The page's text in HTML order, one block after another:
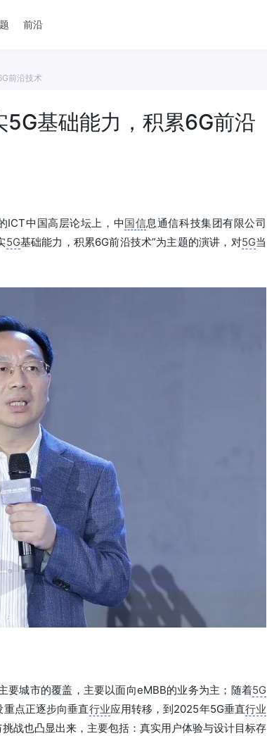
前沿
前沿技术
基础能力，积累6G前沿
ICT中国高层论坛上，中国信息通信科技集团有限公司
5G基础能力，积累6G前沿技术”为主题的演讲，对5G当
要城市的覆盖，主要以面向eMBB的业务为主；随着5G
重点正逐步向垂直行业应用转移，到2025年5G垂直行业
战也凸显出来，主要包括：真实用户体验与设计目标存